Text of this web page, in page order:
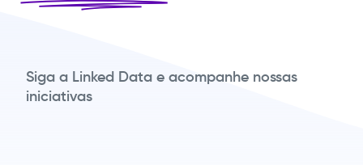
Siga a Linked Data e acompanhe nossas
iniciativas